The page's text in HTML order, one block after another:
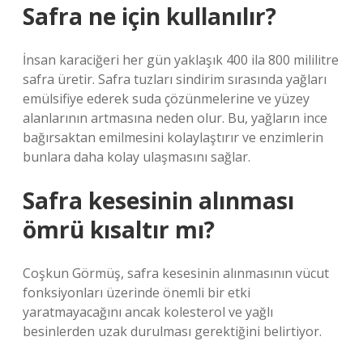
Safra ne için kullanılır?
İnsan karaciğeri her gün yaklaşık 400 ila 800 mililitre
safra üretir. Safra tuzları sindirim sırasında yağları
emülsifiye ederek suda çözünmelerine ve yüzey
alanlarının artmasına neden olur. Bu, yağların ince
bağırsaktan emilmesini kolaylaştırır ve enzimlerin
bunlara daha kolay ulaşmasını sağlar.
Safra kesesinin alınması
ömrü kısaltır mı?
Coşkun Görmüş, safra kesesinin alınmasının vücut
fonksiyonları üzerinde önemli bir etki
yaratmayacağını ancak kolesterol ve yağlı
besinlerden uzak durulması gerektiğini belirtiyor.